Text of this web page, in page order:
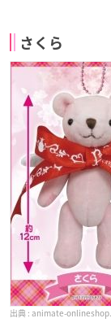
さくら
animate-